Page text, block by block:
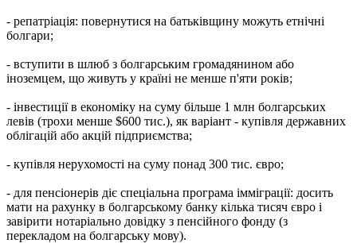
- репатріація: повернутися на батьківщину можуть етнічні
болгари;
- вступити в шлюб з болгарським громадянином або
іноземцем, що живуть у країні не менше п'яти років;
- інвестиції в економіку на суму більше 1 млн болгарських
левів (трохи менше $600 тис.), як варіант - купівля державних
облігацій або акцій підприємства;
- купівля нерухомості на суму понад 300 тис. євро;
- для пенсіонерів діє спеціальна програма імміграції: досить
мати на рахунку в болгарському банку кілька тисяч євро і
завірити нотаріально довідку з пенсійного фонду (з
перекладом на болгарську мову).